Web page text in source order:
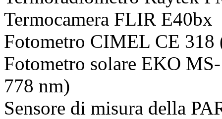
Termocamera FLIR E40bx
Fotometro CIMEL CE 318
Fotometro solare EKO
778 nm)
Sensore di misura della